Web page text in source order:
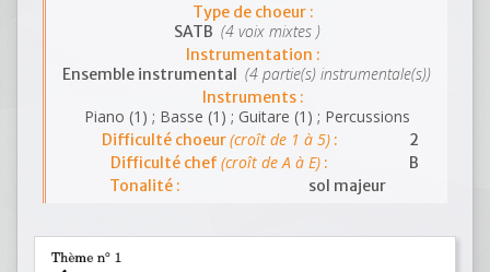
Type de choeur :
SATB (4 voix mixtes )
Instrumentation :
Ensemble instrumental (4 partie(s) instrumentale(s))
Instruments :
Piano (1) ; Basse (1) ; Guitare (1) ; Percussions
Difficulté choeur(croît de 1 à 5):
2
Difficulté chef(croît de A à E) :
B
Tonalité :
sol majeur